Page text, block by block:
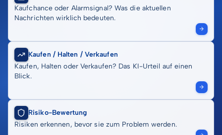
Kaufchance oder Alarmsignal? Was die aktuellen
Nachrichten wirklich bedeuten.
Kaufen / Halten / Verkaufen
Kaufen, Halten oder Verkaufen? Das KI-Urteil auf einen
Blick.
Risiko-Bewertung
Risiken erkennen, bevor sie zum Problem werden.